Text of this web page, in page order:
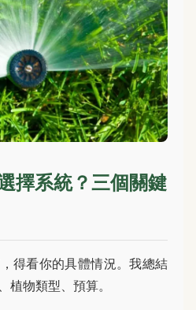
擇系統？三個關鍵
得看你的具體情況。我總結
植物類型、預算。